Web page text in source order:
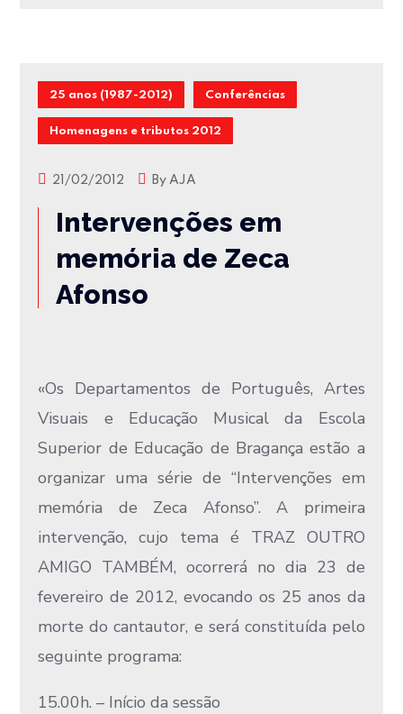
25 anos (1987-2012) Conferências
Homenagens e tributos 2012
21/02/2012 By AJA
Intervenções em
memória de Zeca
Afonso
«Os Departamentos de Português, Artes
Visuais e Educação Musical da Escola
Superior de Educação de Bragança estão a
organizar uma série de “Intervenções em
memória de Zeca Afonso”. A primeira
intervenção, cujo tema é TRAZ OUTRO
AMIGO TAMBÉM, ocorrerá no dia 23 de
fevereiro de 2012, evocando os 25 anos da
morte do cantautor, e será constituída pelo
seguinte programa:
15.00h. – Início da sessão